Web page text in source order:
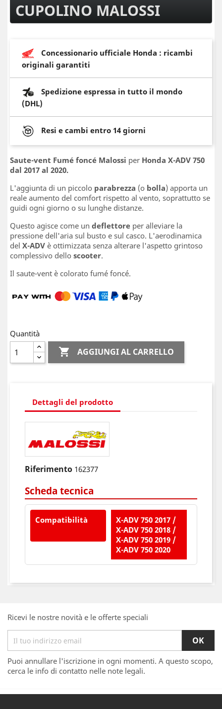
CUPOLINO MALOSSI
Concessionario ufficiale Honda : ricambi
originali garantiti
Spedizione espressa in tutto il mondo
(DHL)
Resi e cambi entro 14 giorni
Saute-vent Fumé foncé Malossi per Honda X-ADV 750
dal 2017 al 2020.
L'aggiunta di un piccolo parabrezza (o bolla) apporta un
reale aumento del comfort rispetto al vento, soprattutto se
guidi ogni giorno o su lunghe distanze.
Questo agisce come un deflettore per alleviare la
pressione dell'aria sul busto e sul casco. L'aerodinamica
del X-ADV è ottimizzata senza alterare l'aspetto grintoso
complessivo dello scooter.
Il saute-vent è colorato fumé foncé.
Quantità
 AGGIUNGI AL CARRELLO
Dettagli del prodotto
Riferimento 162377
Scheda tecnica
Compatibilità
X-ADV 750 2017 /
X-ADV 750 2018 /
X-ADV 750 2019 /
X-ADV 750 2020
Ricevi le nostre novità e le offerte speciali
Puoi annullare l'iscrizione in ogni momenti. A questo scopo,
cerca le info di contatto nelle note legali.